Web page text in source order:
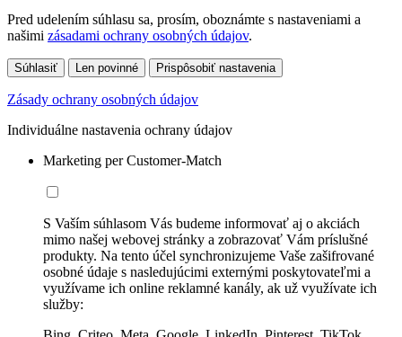
Pred udelením súhlasu sa, prosím, oboznámte s nastaveniami a
našimi zásadami ochrany osobných údajov.
Súhlasiť Len povinné Prispôsobiť nastavenia
Zásady ochrany osobných údajov
Individuálne nastavenia ochrany údajov
Marketing per Customer-Match
S Vaším súhlasom Vás budeme informovať aj o akciách
mimo našej webovej stránky a zobrazovať Vám príslušné
produkty. Na tento účel synchronizujeme Vaše zašifrované
osobné údaje s nasledujúcimi externými poskytovateľmi a
využívame ich online reklamné kanály, ak už využívate ich
služby: